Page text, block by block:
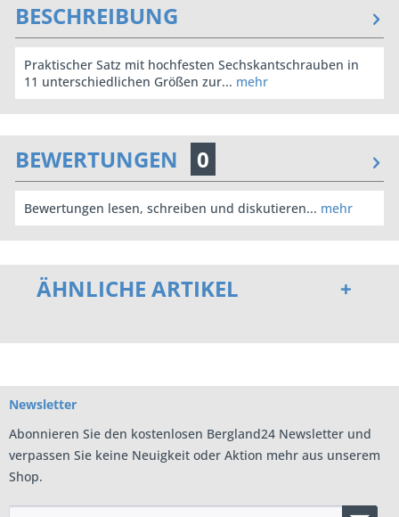
BESCHREIBUNG
Praktischer Satz mit hochfesten Sechskantschrauben in
11 unterschiedlichen Größen zur... mehr
BEWERTUNGEN 0
Bewertungen lesen, schreiben und diskutieren... mehr
ÄHNLICHE ARTIKEL
Newsletter
Abonnieren Sie den kostenlosen Bergland24 Newsletter und
verpassen Sie keine Neuigkeit oder Aktion mehr aus unserem
Shop.